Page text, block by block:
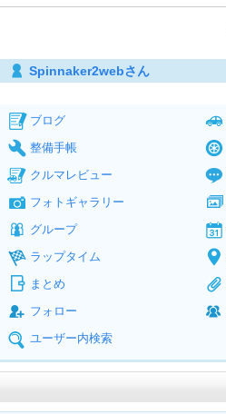
Spinnaker2webさん
ブログ
整備手帳
クルマレビュー
フォトギャラリー
グループ
ラップタイム
まとめ
フォロー
ユーザー内検索